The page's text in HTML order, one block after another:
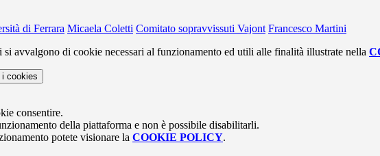
di Ferrara Micaela Coletti Comitato sopravvissuti Vajont Francesco Martini
avvalgono di cookie necessari al funzionamento ed utili alle finalità illustrate nella
i cookies
consentire.
della piattaforma e non è possibile disabilitarli.
potete visionare la COOKIE POLICY.